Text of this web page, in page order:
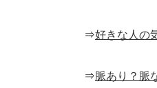
⇒好きな人の
⇒脈あり？脈